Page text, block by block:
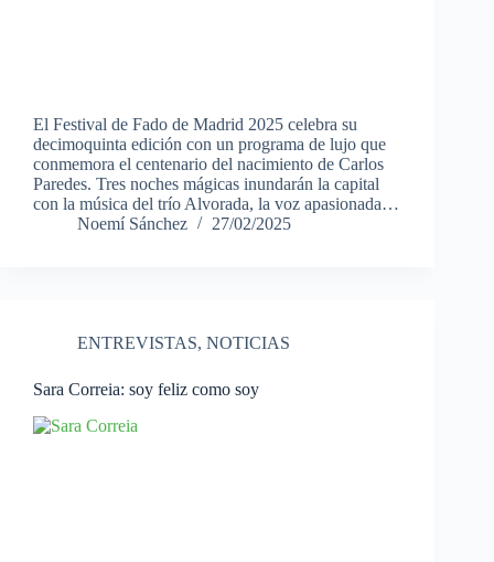
El Festival de Fado de Madrid 2025 celebra su
decimoquinta edición con un programa de lujo que
conmemora el centenario del nacimiento de Carlos
Paredes. Tres noches mágicas inundarán la capital
con la música del trío Alvorada, la voz apasionada…
Noemí Sánchez
27/02/2025
ENTREVISTAS, NOTICIAS
Sara Correia: soy feliz como soy